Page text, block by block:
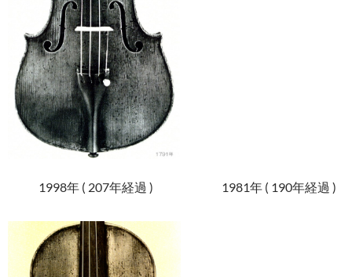
1998年 ( 207年経過 ) 1981年 ( 190年経過 )